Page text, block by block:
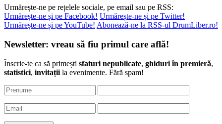
Urmărește-ne pe rețelele sociale, pe email sau pe RSS:
Urmărește-ne și pe Facebook! Urmărește-ne și pe Twitter!
Urmărește-ne și pe YouTube! Abonează-ne la RSS-ul DrumLiber.ro!
Newsletter: vreau să fiu primul care află!
Înscrie-te ca să primești sfaturi nepublicate, ghiduri în premieră,
statistici, invitații la evenimente. Fără spam!